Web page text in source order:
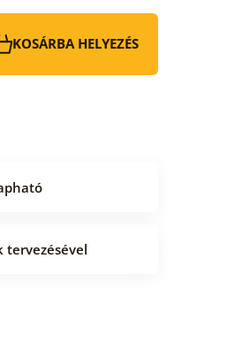
KOSÁRBA HELYEZÉS
tervezésével